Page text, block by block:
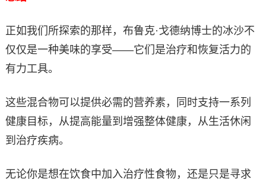
正如我们所探索的那样，布鲁克·戈德纳博士的冰沙不
仅仅是一种美味的享受——它们是治疗和恢复活力的
有力工具。
这些混合物可以提供必需的营养素，同时支持一系列
健康目标，从提高能量到增强整体健康，从生活休闲
到治疗疾病。
无论你是想在饮食中加入治疗性食物，还是只是寻求